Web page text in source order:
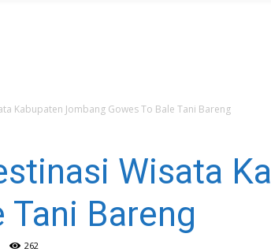
Kabupaten Jombang Gowes To Bale Tani Bareng
Wisata
Tani Bareng
262